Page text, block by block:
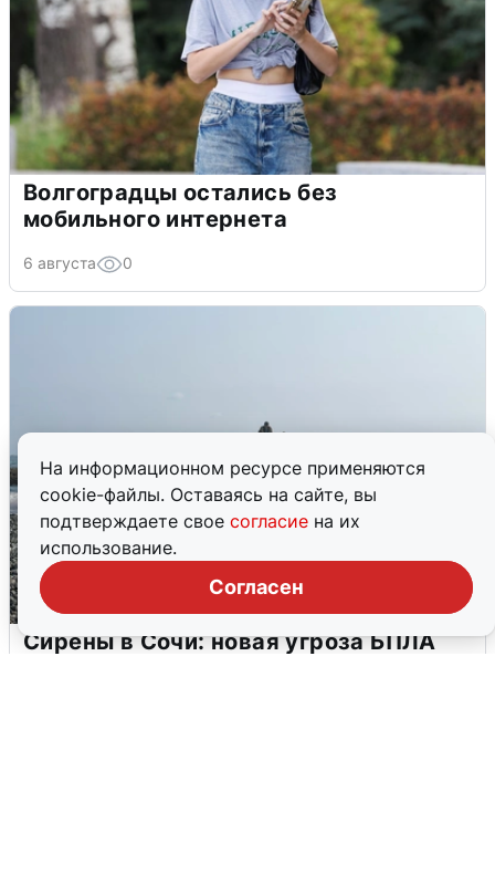
На информационном ресурсе применяются
cookie-файлы. Оставаясь на сайте, вы
подтверждаете свое согласие на их
использование.
Согласен
Волгоградцы остались без
мобильного интернета
6 августа 0
Сирены в Сочи: новая угроза БПЛА